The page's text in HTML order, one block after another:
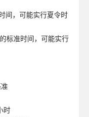
间，可能实行夏令时
标准时间，可能实行
时